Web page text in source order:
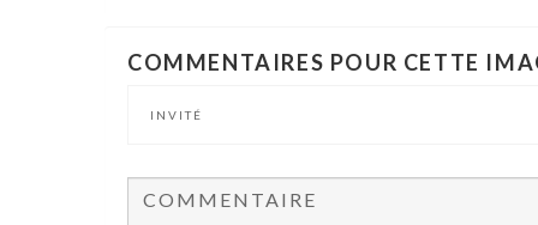
COMMENTAIRES POUR CETTE